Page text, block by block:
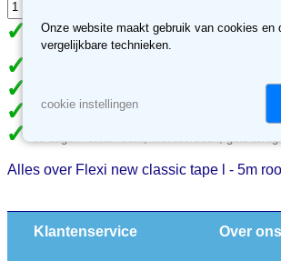
Op voorraad. Levertijd 1-2 werkdagen
Meer dan 3500 reviews, ben jij de volgende
30 dagen retour recht, niet tevreden, geld terug.
Alles over Flexi new classic tape l - 5m
Klantenservice Over ons
Onze website maakt gebruik van cookies en
vergelijkbare technieken.
cookie instellingen